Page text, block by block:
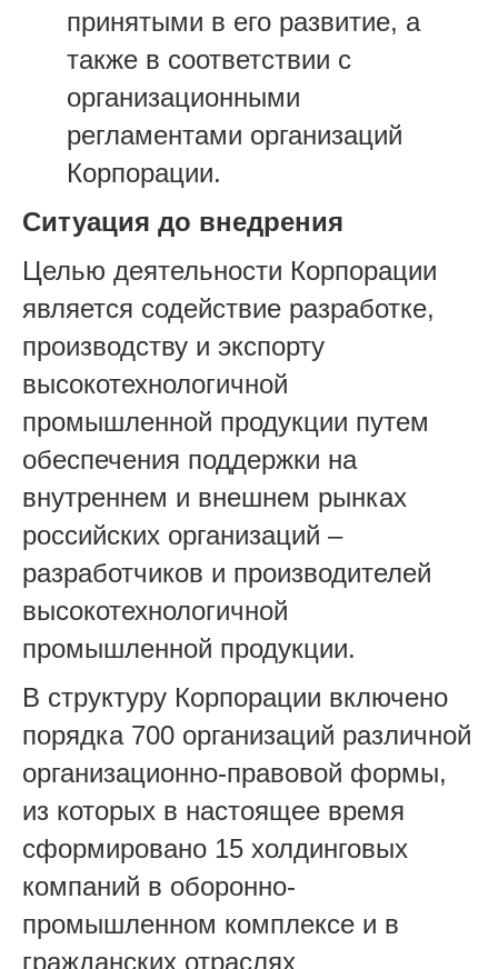
принятыми в его развитие, а
также в соответствии с
организационными
регламентами организаций
Корпорации.
Ситуация до внедрения
Целью деятельности Корпорации
является содействие разработке,
производству и экспорту
высокотехнологичной
промышленной продукции путем
обеспечения поддержки на
внутреннем и внешнем рынках
российских организаций –
разработчиков и производителей
высокотехнологичной
промышленной продукции.
В структуру Корпорации включено
порядка 700 организаций различной
организационно-правовой формы,
из которых в настоящее время
сформировано 15 холдинговых
компаний в оборонно-
промышленном комплексе и в
гражданских отраслях